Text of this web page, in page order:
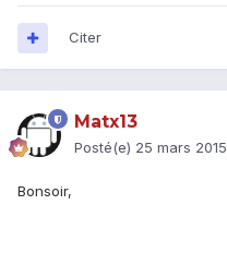
Citer
Matx13
Posté(e) 25 mars 2015
Bonsoir,